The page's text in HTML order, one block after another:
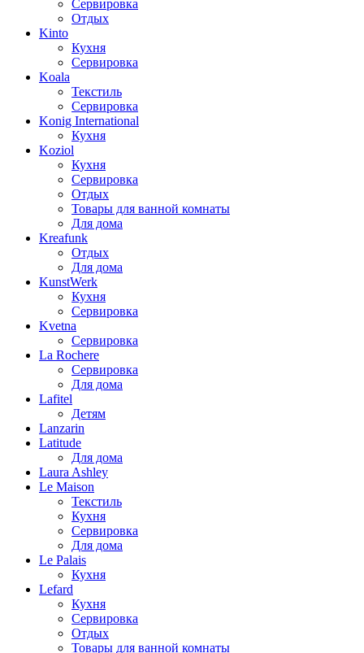
Сервировка
Отдых
Kinto
Кухня
Сервировка
Koala
Текстиль
Сервировка
Konig International
Кухня
Koziol
Кухня
Сервировка
Отдых
Товары для ванной комнаты
Для дома
Kreafunk
Отдых
Для дома
KunstWerk
Кухня
Сервировка
Kvetna
Сервировка
La Rochere
Сервировка
Для дома
Lafitel
Детям
Lanzarin
Latitude
Для дома
Laura Ashley
Le Maison
Текстиль
Кухня
Сервировка
Для дома
Le Palais
Кухня
Lefard
Кухня
Сервировка
Отдых
Товары для ванной комнаты